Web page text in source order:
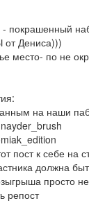
- покрашенный
Дениса)))
место- по не
на наши
пост к себе на
должна
просто
репост